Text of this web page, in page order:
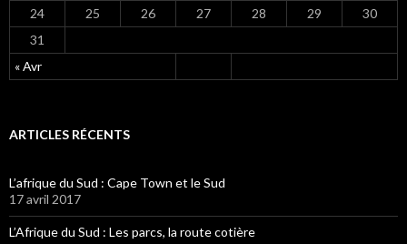
« Avr
24
25 26 27 28 29
30
31
ARTICLES RÉCENTS
L’afrique du Sud : Cape Town et le Sud
17 avril 2017
L’Afrique du Sud : Les parcs, la route cotière